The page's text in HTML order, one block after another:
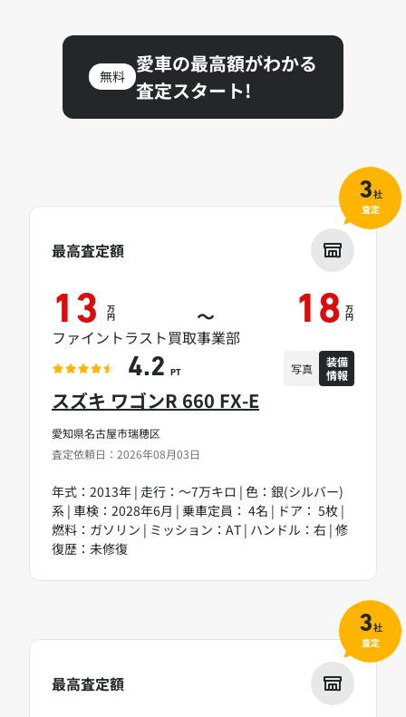
無料
愛車の最高額がわかる
査定スタート!
愛知県名古屋市瑞穂区
査定依頼日：2026年08月03日
スズキ ワゴンR 660 FX-E
年式：2013年 | 走行：～7万キロ | 色：銀(シルバー)
系 | 車検：2028年6月 | 乗車定員： 4名 | ドア： 5枚 |
燃料：ガソリン | ミッション：AT | ハンドル：右 | 修
復歴：未修復
最高査定額
13 万
円 ～ 18 万
円
ファイントラスト買取事業部
4.2 PT 写真
装備
情報
3社
査定
最高査定額
3社
査定